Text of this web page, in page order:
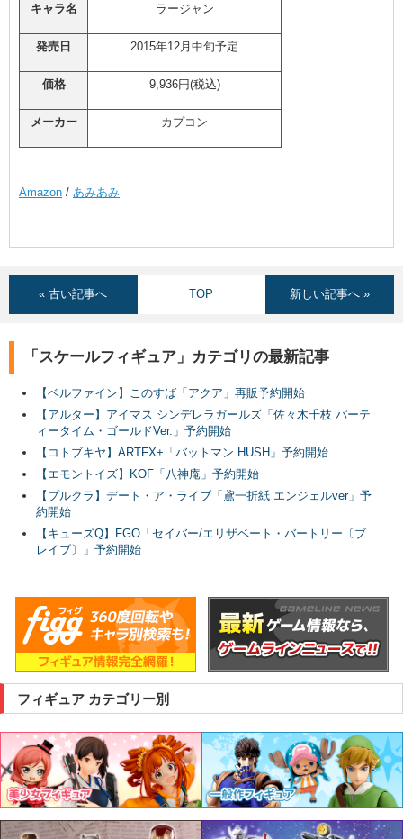
キャラ名 ラージャン
発売日 2015年12月中旬予定
価格 9,936円(税込)
メーカー カプコン
Amazon / あみあみ
« 古い記事へ TOP 新しい記事へ »
「スケールフィギュア」カテゴリの最新記事
【ベルファイン】このすば「アクア」再販予約開始
【アルター】アイマス シンデレラガールズ「佐々木千枝 パーテ
ィータイム・ゴールドVer.」予約開始
【コトブキヤ】ARTFX+「バットマン HUSH」予約開始
【エモントイズ】KOF「八神庵」予約開始
【プルクラ】デート・ア・ライブ「鳶一折紙 エンジェルver」予
約開始
【キューズQ】FGO「セイバー/エリザベート・バートリー〔ブ
レイブ〕」予約開始
フィギュア カテゴリー別